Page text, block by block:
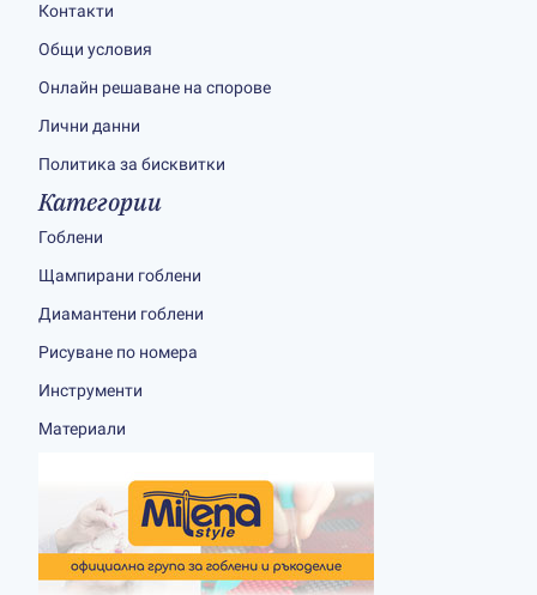
Контакти
Общи условия
Онлайн решаване на спорове
Лични данни
Политика за бисквитки
Категории
Гоблени
Щампирани гоблени
Диамантени гоблени
Рисуване по номера
Инструменти
Материали